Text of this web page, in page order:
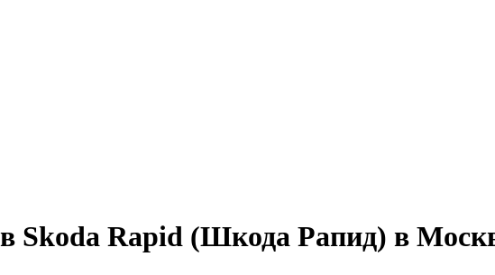
Skoda Rapid (Шкода Рапид) в